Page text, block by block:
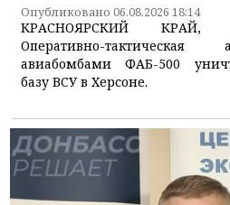
Опубликовано 06.08.2026 18:14
КРАСНОЯРСКИЙ КРАЙ, /
Оперативно-
авиабомбами ФАБ-500
базу ВСУ в Херсоне.